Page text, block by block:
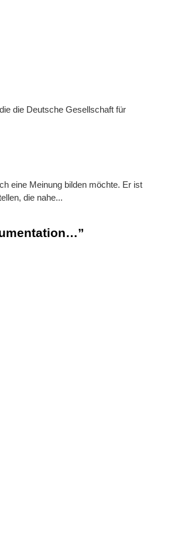
die Deutsche Gesellschaft für
eine Meinung bilden möchte. Er ist
die nahe...